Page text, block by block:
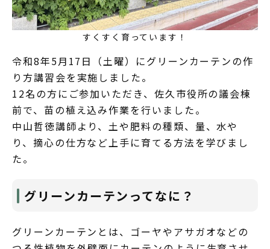
すくすく育っています！
令和8年5月17日（土曜）にグリーンカーテンの作
り方講習会を実施しました。
12名の方にご参加いただき、佐久市役所の議会棟
前で、苗の植え込み作業を行いました。
中山哲徳講師より、土や肥料の種類、量、水や
り、摘心の仕方など上手に育てる方法を学びまし
た。
グリーンカーテンってなに？
グリーンカーテンとは、ゴーヤやアサガオなどの